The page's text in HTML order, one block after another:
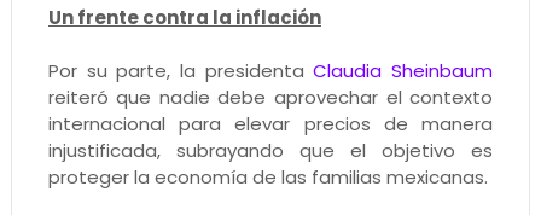
Un frente contra la inflación
Por su parte, la presidentaClaudia Sheinbaum
reiteró que nadie debe aprovechar el contexto
internacional para elevar precios de manera
injustificada, subrayando que el objetivo es
proteger la economía de las familias mexicanas.